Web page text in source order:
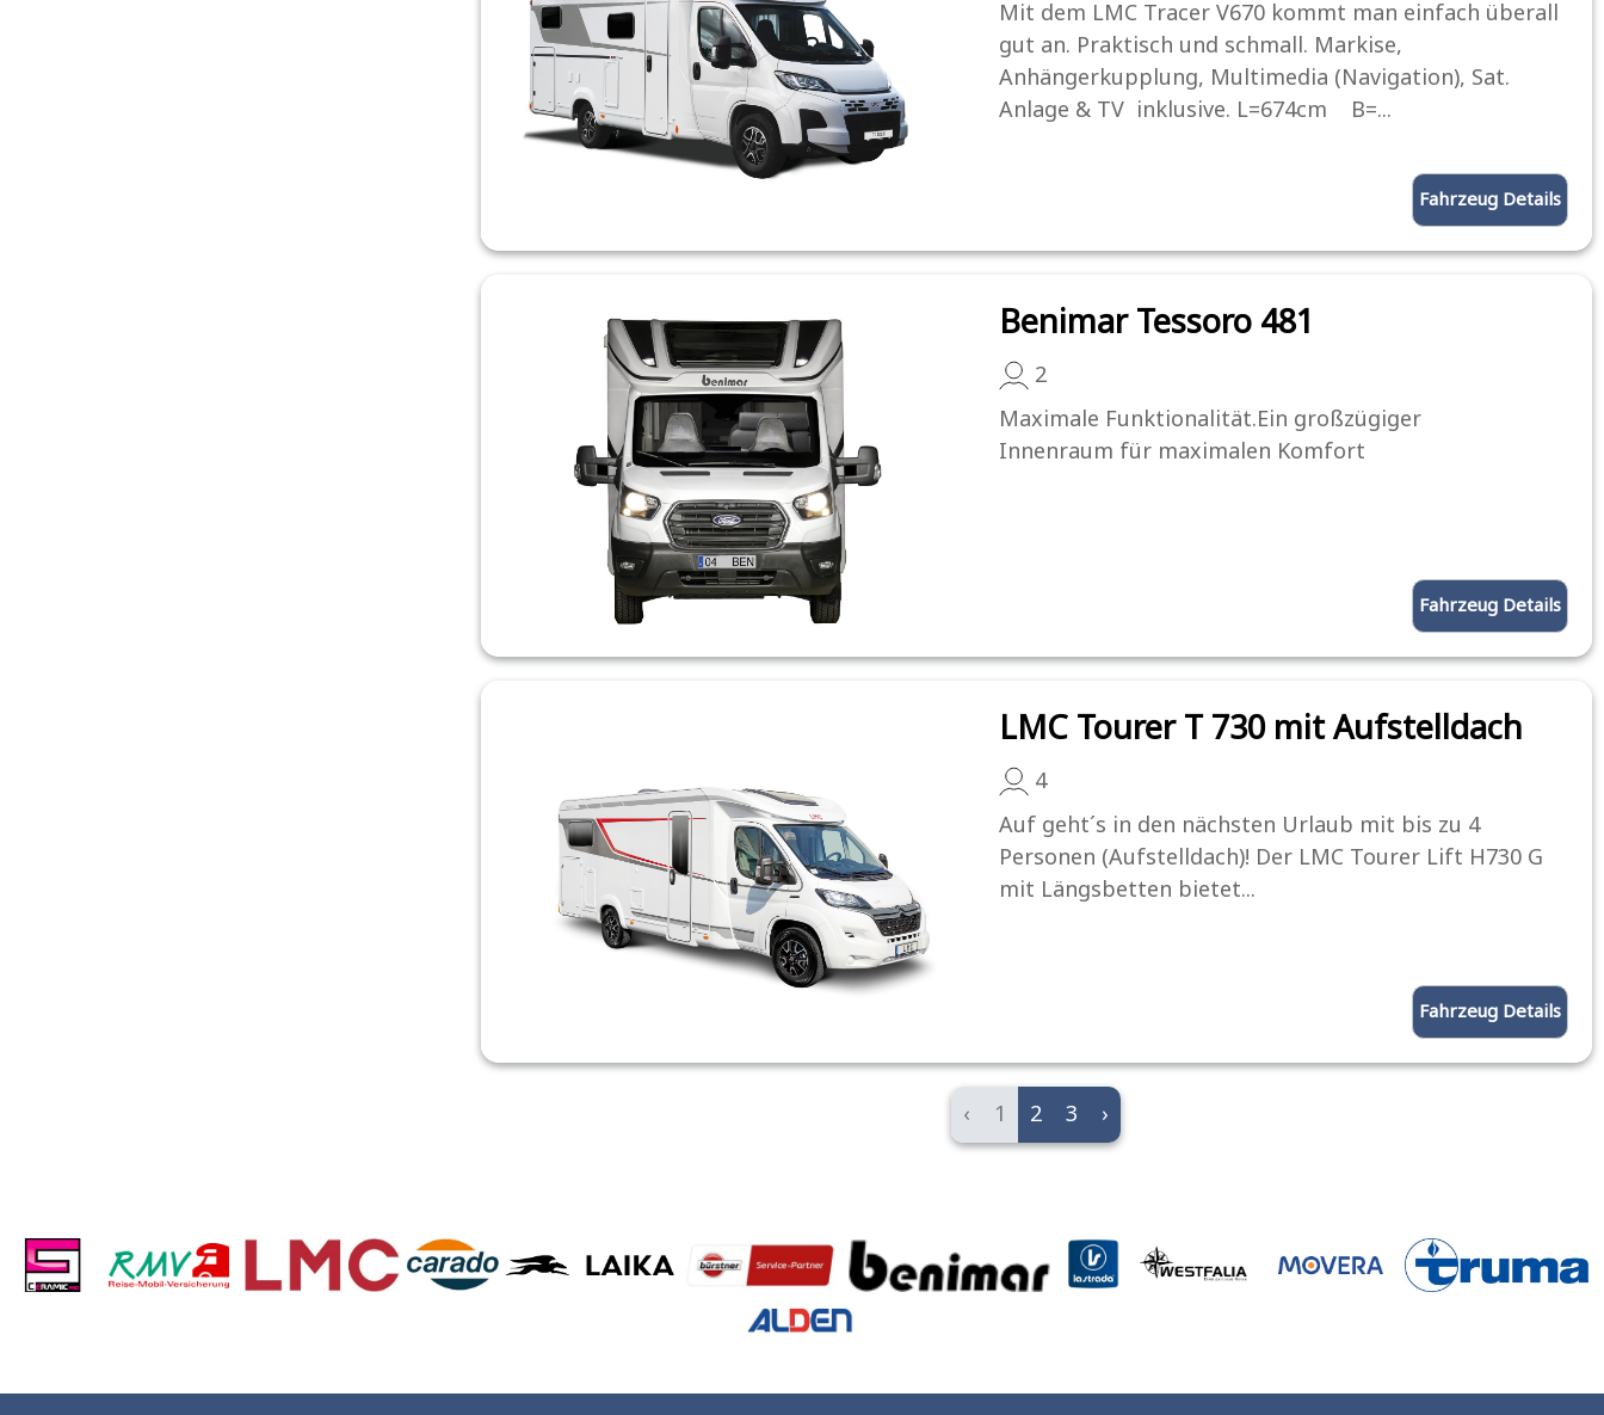
Mit dem LMC Tracer V670 kommt man einfach überall
gut an. Praktisch und schmall. Markise,
Anhängerkupplung, Multimedia (Navigation), Sat.
Anlage & TV inklusive. L=674cm B=...
Fahrzeug Details
Benimar Tessoro 481
Maximale Funktionalität.Ein großzügiger
Innenraum für maximalen Komfort
2
Fahrzeug Details
LMC Tourer T 730 mit Aufstelldach
Auf geht´s in den nächsten Urlaub mit bis zu 4
Personen (Aufstelldach)! Der LMC Tourer Lift H730 G
mit Längsbetten bietet...
4
Fahrzeug Details
‹ 1 2 3 ›